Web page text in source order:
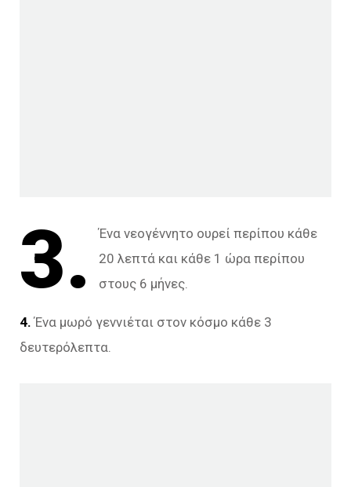
3.
Ένα νεογέννητο ουρεί περίπου κάθε
20 λεπτά και κάθε 1 ώρα περίπου
στους 6 μήνες.
4. Ένα μωρό γεννιέται στον κόσμο κάθε 3
δευτερόλεπτα.